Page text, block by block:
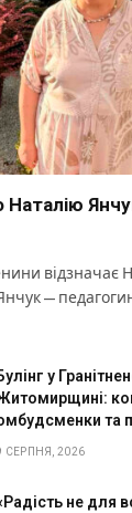
Наталію
відзначає
—
Булінг у
та
СЕРПНЯ, 2026
не для